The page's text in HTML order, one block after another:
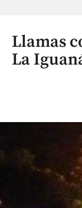
Llamas
La